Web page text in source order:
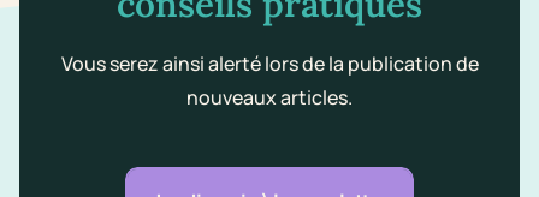
Vous serez ainsi alerté lors de la publication de
nouveaux articles.